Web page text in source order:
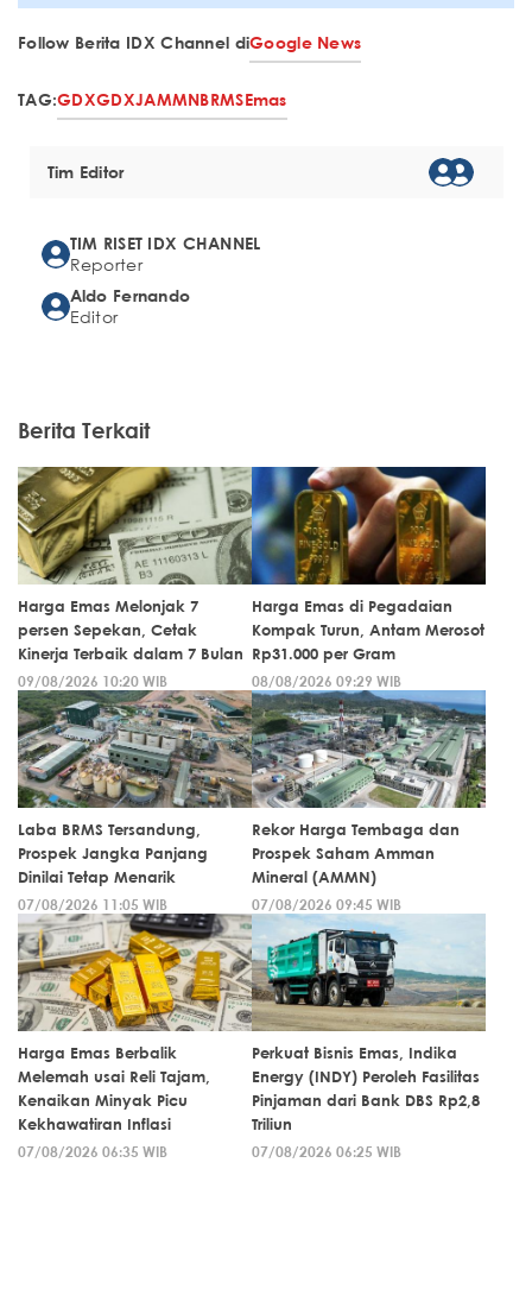
Follow Berita IDX Channel diGoogle News
TAG:GDXGDXJAMMNBRMSEmas
Tim Editor
TIM RISET IDX CHANNEL
Reporter
Aldo Fernando
Editor
Berita Terkait
Harga Emas Melonjak 7
persen Sepekan, Cetak
Kinerja Terbaik dalam 7 Bulan
09/08/2026 10:20 WIB
Harga Emas di Pegadaian
Kompak Turun, Antam Merosot
Rp31.000 per Gram
08/08/2026 09:29 WIB
Laba BRMS Tersandung,
Prospek Jangka Panjang
Dinilai Tetap Menarik
07/08/2026 11:05 WIB
Rekor Harga Tembaga dan
Prospek Saham Amman
Mineral (AMMN)
07/08/2026 09:45 WIB
Harga Emas Berbalik
Melemah usai Reli Tajam,
Kenaikan Minyak Picu
Kekhawatiran Inflasi
07/08/2026 06:35 WIB
Perkuat Bisnis Emas, Indika
Energy (INDY) Peroleh Fasilitas
Pinjaman dari Bank DBS Rp2,8
Triliun
07/08/2026 06:25 WIB